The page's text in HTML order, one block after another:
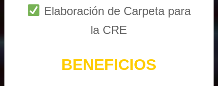
Elaboración de Carpeta para
la CRE
BENEFICIOS